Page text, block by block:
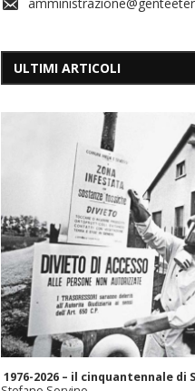
ULTIMI ARTICOLI
1976-2026 – il cinquantennale di